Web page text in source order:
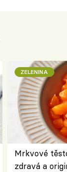
ZELENINA
Mrkvové
zdravá a